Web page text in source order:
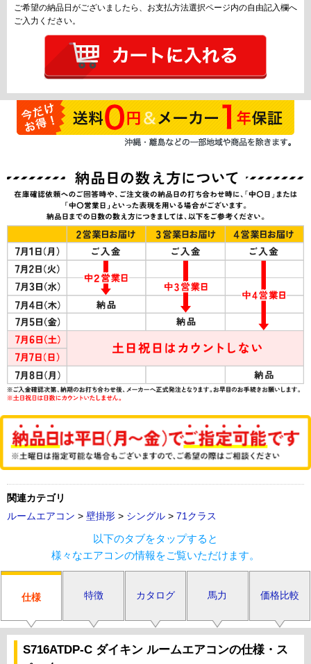
ご希望の納品日がございましたら、お支払方法選択ページ内の自由記入欄へ
ご入力ください。
関連カテゴリ
ルームエアコン > 壁掛形 > シングル > 71クラス
以下のタブをタップすると
様々なエアコンの情報をご覧いただけます。
仕様 特徴 カタログ 馬力 価格比較
S716ATDP-C ダイキン ルームエアコンの仕様・ス